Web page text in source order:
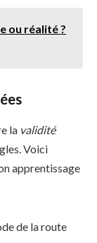
ou réalité ?
la validité
Voici
apprentissage
de la route